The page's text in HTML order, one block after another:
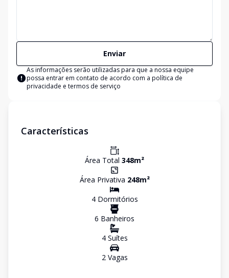
Enviar
As informações serão utilizadas para que a nossa equipe
possa entrar em contato de acordo com a política de
privacidade e termos de serviço
Características
Área Total 348m²
Área Privativa 248m²
4Dormitórios
6 Banheiros
4Suítes
2Vagas